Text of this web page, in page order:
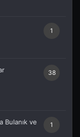
1
38
1
Bulanık ve